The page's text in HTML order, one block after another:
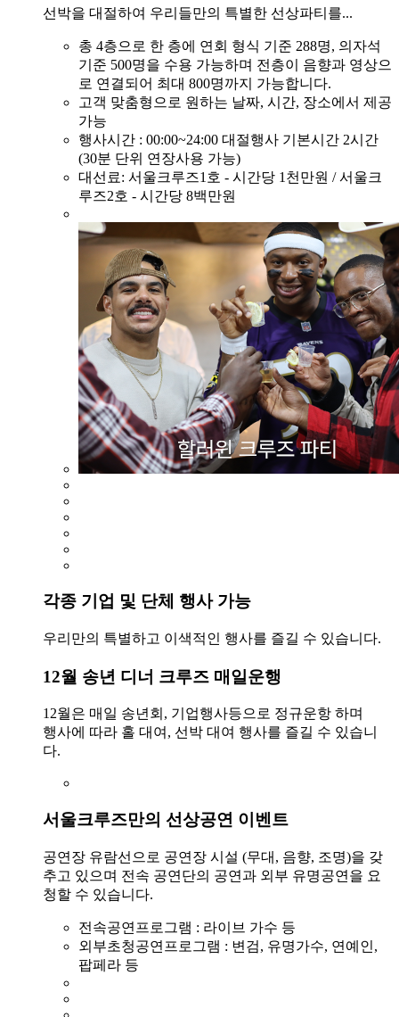
선박을 대절하여 우리들만의 특별한 선상파티를...
총 4층으로 한 층에 연회 형식 기준 288명, 의자석
기준 500명을 수용 가능하며 전층이 음향과 영상으
로 연결되어 최대 800명까지 가능합니다.
고객 맞춤형으로 원하는 날짜, 시간, 장소에서 제공
가능
행사시간 : 00:00~24:00 대절행사 기본시간 2시간
(30분 단위 연장사용 가능)
대선료: 서울크루즈1호 - 시간당 1천만원 / 서울크
루즈2호 - 시간당 8백만원
각종 기업 및 단체 행사 가능
우리만의 특별하고 이색적인 행사를 즐길 수 있습니다.
12월 송년 디너 크루즈 매일운행
12월은 매일 송년회, 기업행사등으로 정규운항 하며
행사에 따라 홀 대여, 선박 대여 행사를 즐길 수 있습니
다.
서울크루즈만의 선상공연 이벤트
공연장 유람선으로 공연장 시설 (무대, 음향, 조명)을 갖
추고 있으며 전속 공연단의 공연과 외부 유명공연을 요
청할 수 있습니다.
전속공연프로그램 : 라이브 가수 등
외부초청공연프로그램 : 변검, 유명가수, 연예인,
팝페라 등